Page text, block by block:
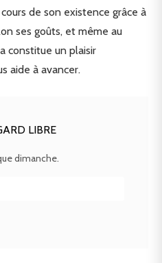
de son existence grâce à
ses goûts, et même au
constitue un plaisir
aide à avancer.
LIBRE
dimanche.